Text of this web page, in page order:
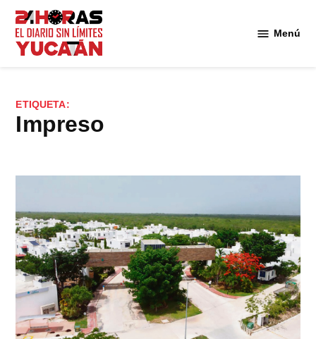
Saltar
contenido
Menú
ETIQUETA:
impreso